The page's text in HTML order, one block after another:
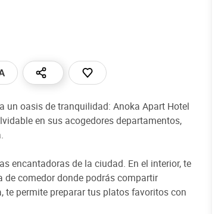
un oasis de tranquilidad: Anoka Apart Hotel
en sus acogedores departamentos,
encantadoras de la ciudad. En el interior, te
de comedor donde podrás compartir
permite preparar tus platos favoritos con